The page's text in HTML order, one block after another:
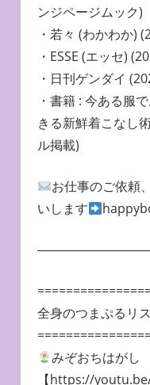
ンジページムック)
・若々 (わかわか)
・ESSE (エッセ)
・日刊ゲンダイ
・書籍 : 今ある服
きる新鮮着こなし
ル掲載)
お仕事のご依頼
いします
全身のつまぷるリ
みぞおちはがし
【https://youtu.be/